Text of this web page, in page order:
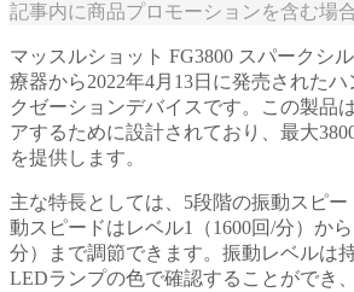
記事内に商品プロモーションを含む場
マッスルショット FG3800 スパークシ
療器から2022年4月13日に発売された
クゼーションデバイスです。この製品
アするために設計されており、最大
を提供します。
主な特長としては、5段階の振動スピ
動スピードはレベル1（1600回/分）か
分）まで調節できます。振動レベルは
LEDランプの色で確認することができ